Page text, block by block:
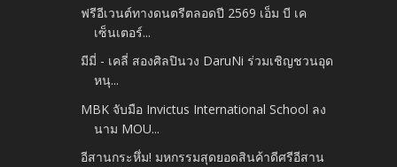
ฟรีอีเวนต์ทางดนตรีตลอดปี 2569 เอ็ม บี เค
เซ็นเตอร์...
มีมี่ - เคลี่ สองศิลปินวง DaruNi ร่วมเชิญชวนอุด
หนุ...
MBK จับมือ Invictus International School ลง
นาม MOU...
อีสานกระหึ่ม! มหกรรมสุดยอดสินค้าดีศรีอีสาน